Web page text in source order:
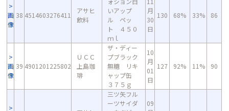
画
像
38 4514603276411
アサヒ
飲料
いアップ
ル ペッ
ト ４５０
ｍｌ
月
30
日
130 68% 33% 86
画
像
39 4901201225802
ＵＣＣ
上島珈
琲
ザ・ディー
プブラック
無糖 リキ
ャップ缶
３７５ｇ
10
月
01
日
127 92% 11% 90
三ツ矢フル
ーツサイダ
09